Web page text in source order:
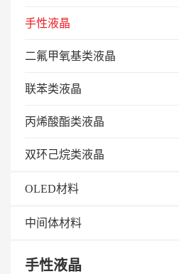
手性液晶
二氟甲氧基类液晶
联苯类液晶
丙烯酸酯类液晶
双环己烷类液晶
OLED材料
中间体材料
手性液晶